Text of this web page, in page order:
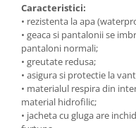
Top Case Shad
Rucsacuri & Genti
Genti
Rucsac
Suporti prindere cutii/
Cutii / Genti
Caracteristici:
• rezistenta la apa
• geaca si pantalonii se
pantaloni normali;
• greutate redusa;
• asigura si protectie la
• materialul respira din
material hidrofilic;
• jacheta cu gluga are